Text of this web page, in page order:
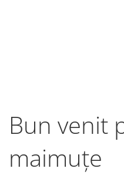
Bun venit
maimuțe